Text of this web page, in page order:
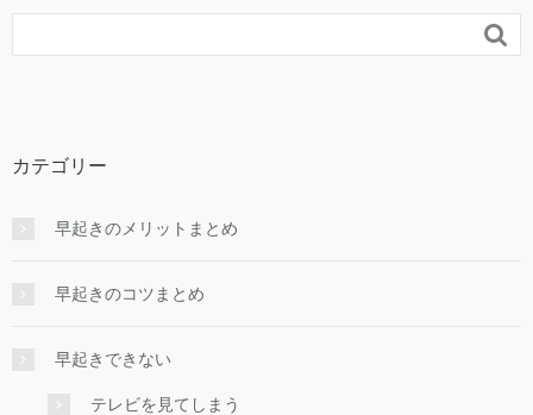

カテゴリー
早起きのメリットまとめ
早起きのコツまとめ
早起きできない
テレビを見てしまう